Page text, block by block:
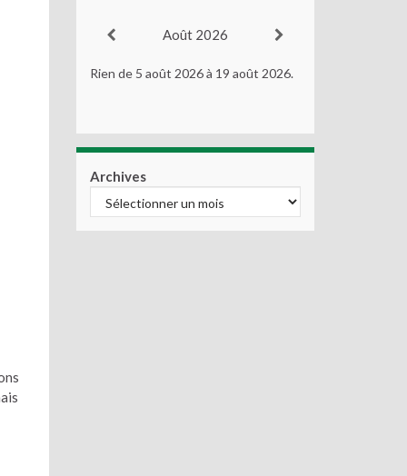
Août 2026
Rien de 5 août 2026 à 19 août 2026.
Archives